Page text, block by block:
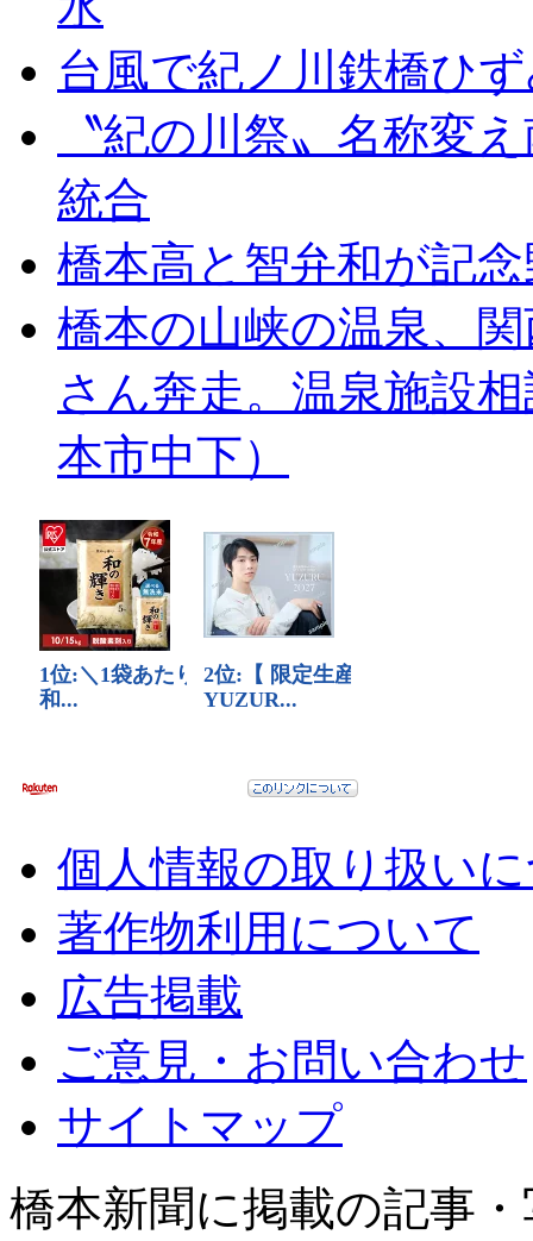
台風で紀ノ川鉄橋ひ
〝紀の川祭〟名称変
統合
橋本高と智弁和が記
橋本の山峡の温泉、
さん奔走。温泉施設
本市中下）
個人情報の取り扱い
著作物利用について
広告掲載
ご意見・お問い合わせ
サイトマップ
橋本新聞に掲載の記事